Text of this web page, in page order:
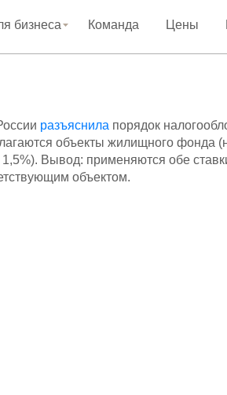
бизнеса Команда Цены
разъяснила порядок
объекты жилищного фонда
Вывод: применяются обе
объектом.